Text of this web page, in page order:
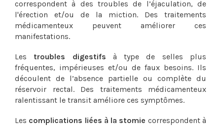
correspondent à des troubles de l’éjaculation, de
l'érection et/ou de la miction. Des traitements
médicamenteux peuvent améliorer ces
manifestations.
Les troubles digestifs à type de selles plus
fréquentes, impérieuses et/ou de faux besoins. Ils
découlent de l’absence partielle ou complète du
réservoir rectal. Des traitements médicamenteux
ralentissant le transit améliore ces symptômes.
Les complications liées à la stomie correspondent à